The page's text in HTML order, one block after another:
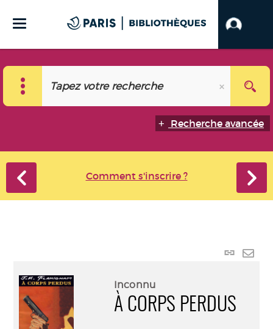
Recherche avancée
Comment s'inscrire ?
Lien
Inconnu
À CORPS PERDUS